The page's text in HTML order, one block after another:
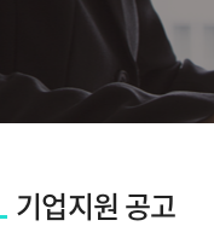
기업지원 공고